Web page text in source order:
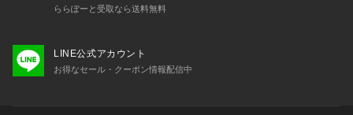
・44553 おやすみブラ（M・L）
・74550 ノーマルショーツ
・74551 レースショーツ
ららぽーと受取なら送料無料
LINE公式アカウント
お得なセール・クーポン情報配信中